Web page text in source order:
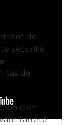
de
sécurité
cas de
d’en
l’arrêté